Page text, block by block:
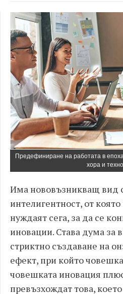
Предефиниране на работата в
хора и
Има нововъзникващ вид
интелигентност, от
нуждаят сега, за да се
иновации. Става дума за
стриктно създаване на
ефект, при който
човешката иновация
превъзхождат това,